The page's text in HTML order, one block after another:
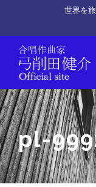
世界を
pl-